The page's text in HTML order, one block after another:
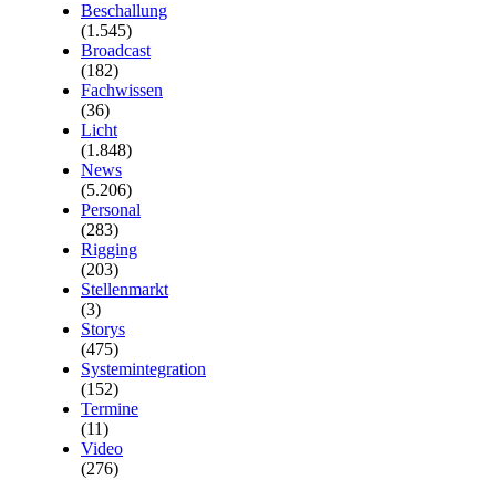
Beschallung
(1.545)
Broadcast
(182)
Fachwissen
(36)
Licht
(1.848)
News
(5.206)
Personal
(283)
Rigging
(203)
Stellenmarkt
(3)
Storys
(475)
Systemintegration
(152)
Termine
(11)
Video
(276)